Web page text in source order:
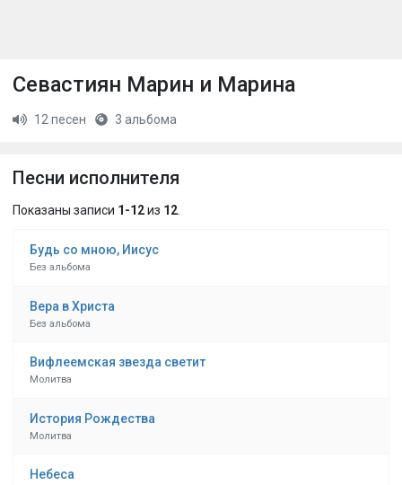
Севастиян Марин и Марина
12 песен 3 альбома
Песни исполнителя
Показаны записи 1-12из 12
Будь со мною, Иисус
Без альбома
Вера в Христа
Без альбома
Вифлеемская звезда светит
Молитва
История Рождества
Молитва
Небеса